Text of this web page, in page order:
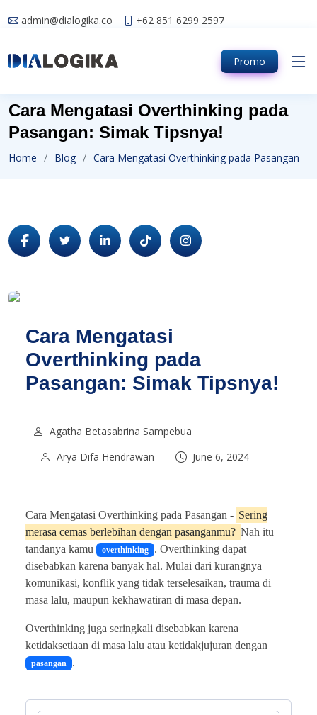
admin@dialogika.co +62 851 6299 2597
Promo
Cara Mengatasi Overthinking pada
Pasangan: Simak Tipsnya!
Home Blog Cara Mengatasi Overthinking pada Pasangan
Cara Mengatasi
Overthinking pada
Pasangan: Simak Tipsnya!
Agatha Betasabrina Sampebua
Arya Difa Hendrawan
June 6, 2024
Cara Mengatasi Overthinking pada Pasangan - Sering
merasa cemas berlebihan dengan pasanganmu? Nah itu
tandanya kamu
overthinking . Overthinking dapat
disebabkan karena banyak hal. Mulai dari kurangnya
komunikasi, konflik yang tidak terselesaikan, trauma di
masa lalu, maupun kekhawatiran di masa depan.
Overthinking juga seringkali disebabkan karena
ketidaksetiaan di masa lalu atau ketidakjujuran dengan
pasangan .